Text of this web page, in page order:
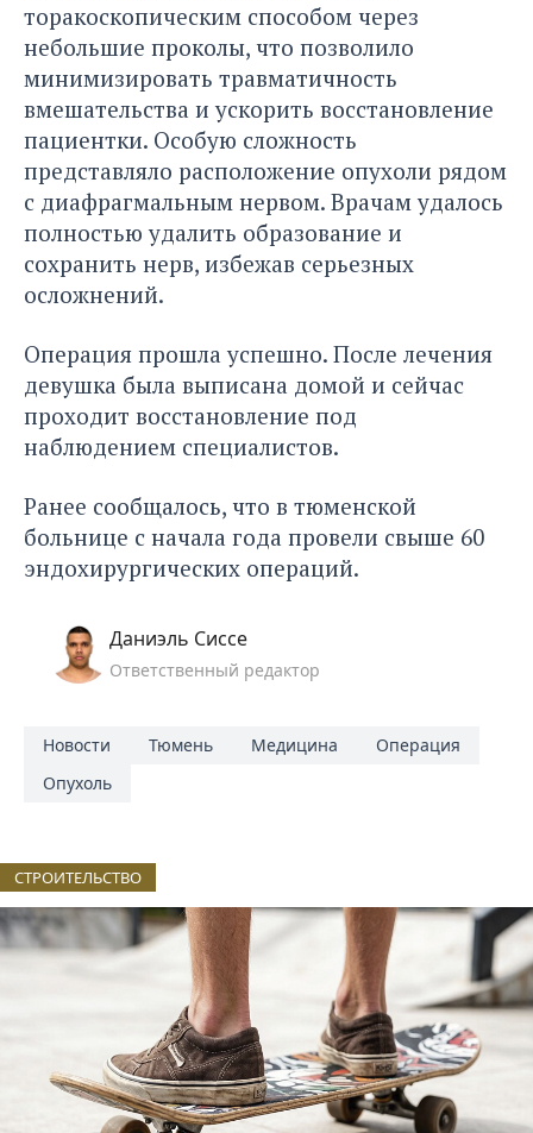
торакоскопическим способом через
небольшие проколы, что позволило
минимизировать травматичность
вмешательства и ускорить восстановление
пациентки. Особую сложность
представляло расположение опухоли рядом
с диафрагмальным нервом. Врачам удалось
полностью удалить образование и
сохранить нерв, избежав серьезных
осложнений.
Операция прошла успешно. После лечения
девушка была выписана домой и сейчас
проходит восстановление под
наблюдением специалистов.
Ранее сообщалось, что в тюменской
больнице с начала года провели свыше 60
эндохирургических операций.
Даниэль Сиссе
Ответственный редактор
Новости Тюмень Медицина
Операция
Опухоль
СТРОИТЕЛЬСТВО